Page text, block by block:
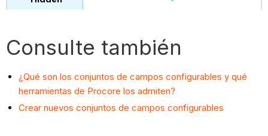
Consulte también
¿Qué son los conjuntos de campos configurables y qué
herramientas de Procore los admiten?
Crear nuevos conjuntos de campos configurables